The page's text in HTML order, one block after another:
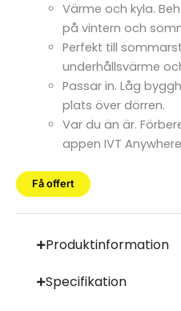
Värme och kyla.
på vintern och
Perfekt till
underhållsvärme
Passar in. Låg
plats över dörren.
Var du än är.
appen IVT Anywhere
Få offert
Produktinformation
Specifikation